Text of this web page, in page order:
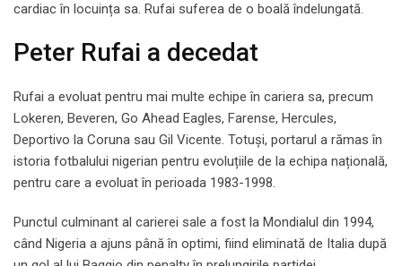
cardiac în locuința sa. Rufai suferea de o boală îndelungată.
Peter Rufai a decedat
Rufai a evoluat pentru mai multe echipe în cariera sa, precum
Lokeren, Beveren, Go Ahead Eagles, Farense, Hercules,
Deportivo la Coruna sau Gil Vicente. Totuși, portarul a rămas în
istoria fotbalului nigerian pentru evoluțiile de la echipa națională,
pentru care a evoluat în perioada 1983-1998.
Punctul culminant al carierei sale a fost la Mondialul din 1994,
când Nigeria a ajuns până în optimi, fiind eliminată de Italia după